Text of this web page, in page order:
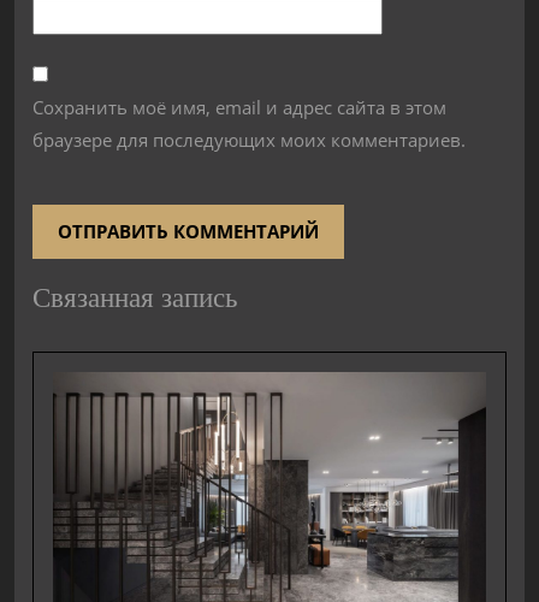
Сохранить моё имя, email и адрес сайта в этом
браузере для последующих моих комментариев.
Связанная запись